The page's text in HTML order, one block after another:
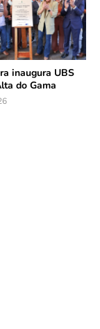
inaugura UBS
do Gama